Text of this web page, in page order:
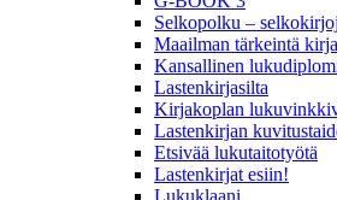
Selkopolku –
Maailman tärkeintä
Kansallinen
Lastenkirjasilta
Kirjakoplan
Lastenkirjan
Etsivää lukutaitotyötä
Lastenkirjat esiin!
Lukuklaani